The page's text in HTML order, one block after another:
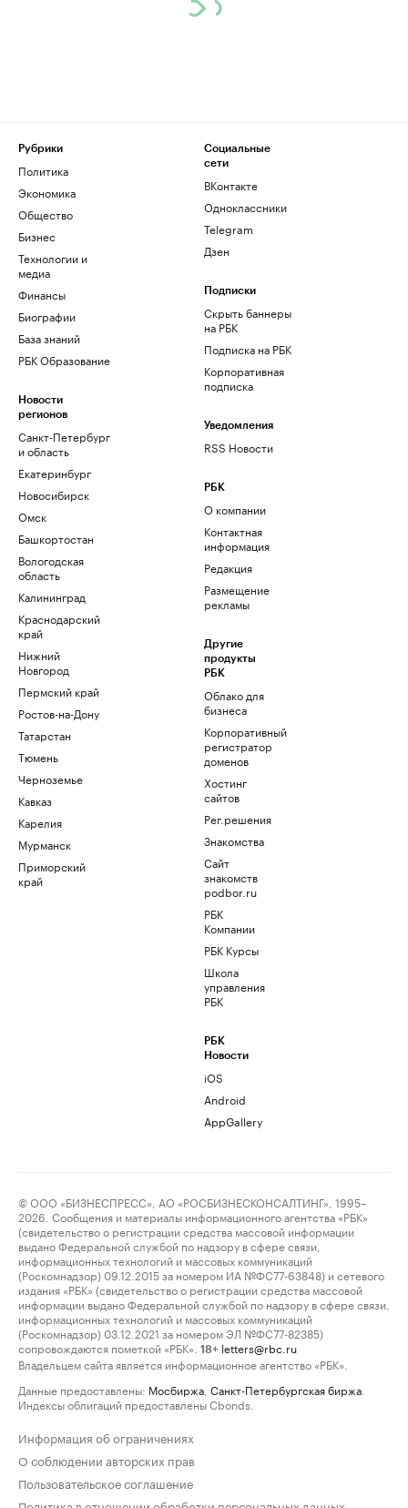
Рубрики
Политика
Экономика
Общество
Бизнес
Технологии и
медиа
Финансы
Биографии
База знаний
РБК Образование
Новости
регионов
Санкт-Петербург
и область
Екатеринбург
Новосибирск
Омск
Башкортостан
Вологодская
область
Калининград
Краснодарский
край
Нижний
Новгород
Пермский край
Ростов-на-Дону
Татарстан
Тюмень
Черноземье
Кавказ
Карелия
Мурманск
Приморский
край
Социальные
сети
ВКонтакте
Одноклассники
Telegram
Дзен
Подписки
Скрыть баннеры
на РБК
Подписка на РБК
Корпоративная
подписка
Уведомления
RSS Новости
РБК
О компании
Контактная
информация
Редакция
Размещение
рекламы
Другие
продукты
РБК
Облако для
бизнеса
Корпоративный
регистратор
доменов
Хостинг
сайтов
Рег.решения
Знакомства
Сайт
знакомств
podbor.ru
РБК
Компании
РБК Курсы
Школа
управления
РБК
РБК
Новости
iOS
Android
AppGallery
© ООО «БИЗНЕСПРЕСС», АО «РОСБИЗНЕСКОНСАЛТИНГ», 1995–
2026. Сообщения и материалы информационного агентства «РБК»
(свидетельство о регистрации средства массовой информации
выдано Федеральной службой по надзору в сфере связи,
информационных технологий и массовых коммуникаций
(Роскомнадзор) 09.12.2015 за номером ИА №ФС77-63848) и сетевого
издания «РБК» (свидетельство о регистрации средства массовой
информации выдано Федеральной службой по надзору в сфере связи,
информационных технологий и массовых коммуникаций
(Роскомнадзор) 03.12.2021 за номером ЭЛ №ФС77-82385)
сопровождаются пометкой «РБК».
18+ letters@rbc.ru
Владельцем сайта является информационное агентство «РБК».
Данные предоставлены: Мосбиржа Санкт-Петербургская биржа
Индексы облигаций предоставлены Cbonds.
Информация об ограничениях
О соблюдении авторских прав
Пользовательское соглашение